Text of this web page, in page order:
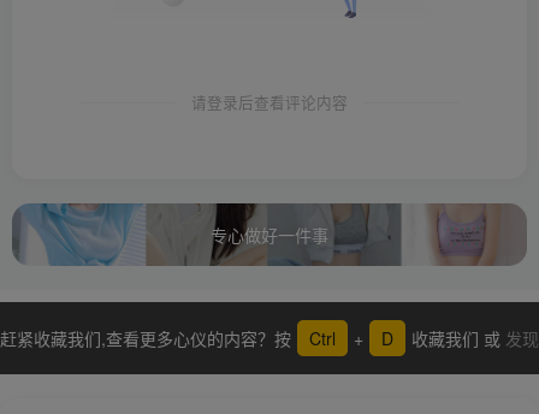
请登录后查看评论内容
专心做好一件事
赶紧收藏我们,查看更多心仪的内容？按 Ctrl + D 收藏我们 或 发现